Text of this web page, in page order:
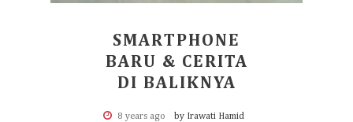
SMARTPHONE
BARU & CERITA
DI BALIKNYA
8 years ago by Irawati Hamid